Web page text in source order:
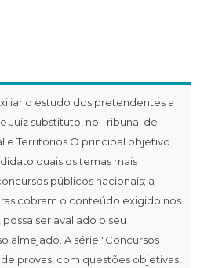
o estudo dos pretendentes a
Juiz substituto, no Tribunal de
e Territórios.O principal objetivo
quais os temas mais
públicos nacionais; a
cobram o conteúdo exigido nos
ser avaliado o seu
almejado. A série "Concursos
provas, com questões objetivas,